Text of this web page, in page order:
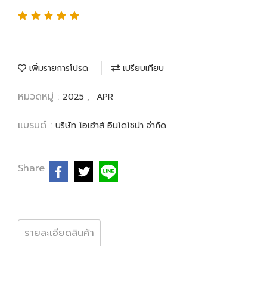
เพิ่มรายการโปรด เปรียบเทียบ
หมวดหมู่ : 2025 , APR
แบรนด์ : บริษัท โอเฮ้าส์ อินโดไชน่า จำกัด
Share
รายละเอียดสินค้า